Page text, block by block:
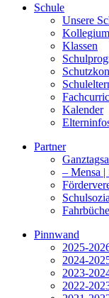
Schule
Unsere
Kollegium
Klassen
Kalender
Partner
– Mensa |
Pinnwand
2025-
2024-
2023-
2022-